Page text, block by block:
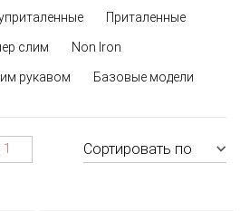
Приталенные
слим Non Iron
рукавом Базовые модели
1 Сортировать по